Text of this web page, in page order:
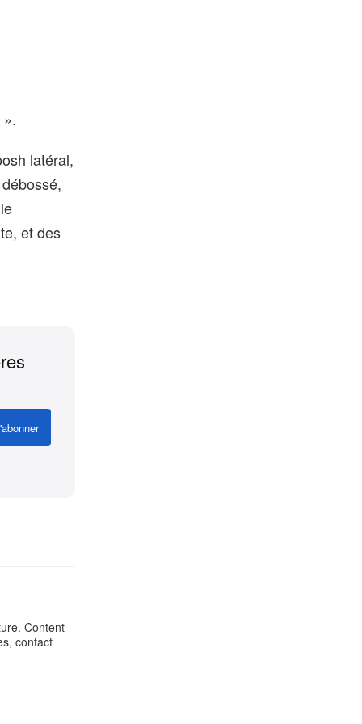
latéral,
et des
Content
contact